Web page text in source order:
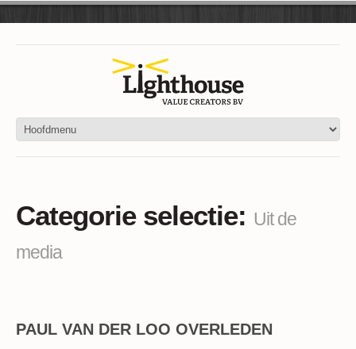
Categorie selectie: Uit de
media
PAUL VAN DER LOO OVERLEDEN